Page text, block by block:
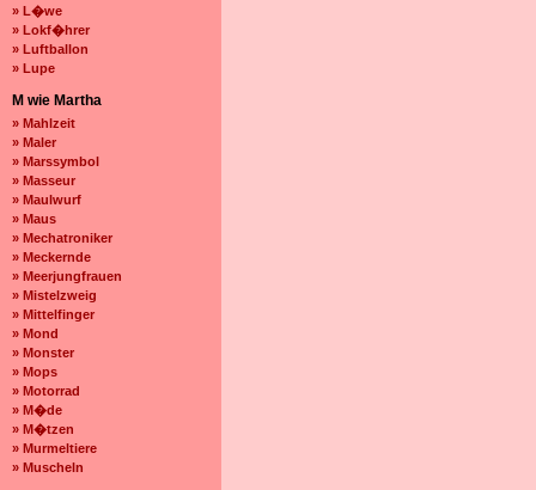
» L�we
» Lokf�hrer
» Luftballon
» Lupe
M wie Martha
» Mahlzeit
» Maler
» Marssymbol
» Masseur
» Maulwurf
» Maus
» Mechatroniker
» Meckernde
» Meerjungfrauen
» Mistelzweig
» Mittelfinger
» Mond
» Monster
» Mops
» Motorrad
» M�de
» M�tzen
» Murmeltiere
» Muscheln